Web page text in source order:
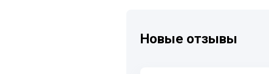
Новые отзывы